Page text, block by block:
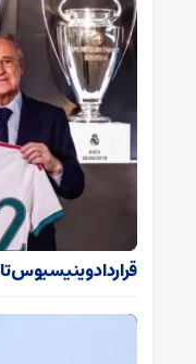
قرارداد وینیسیوس تا ۲۰۳۲ با رئال‌ تمدید شد